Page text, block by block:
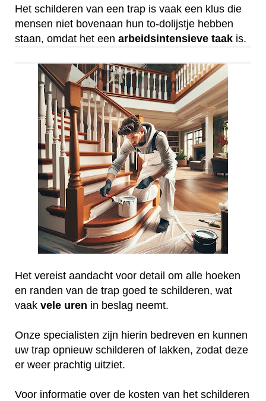
Het schilderen van een trap is vaak een klus die
mensen niet bovenaan hun to-dolijstje hebben
staan, omdat het een arbeidsintensieve taak is.
Het vereist aandacht voor detail om alle hoeken
en randen van de trap goed te schilderen, wat
vaak vele uren in beslag neemt.
Onze specialisten zijn hierin bedreven en kunnen
uw trap opnieuw schilderen of lakken, zodat deze
er weer prachtig uitziet.
Voor informatie over de kosten van het schilderen